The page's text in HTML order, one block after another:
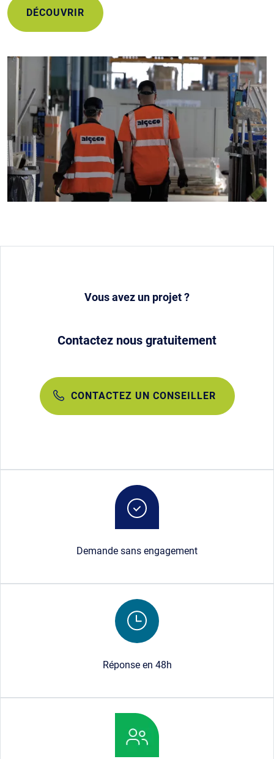
DÉCOUVRIR
Vous avez un projet ?
Contactez nous gratuitement
CONTACTEZ UN CONSEILLER
Demande sans engagement
Image
Réponse en 48h